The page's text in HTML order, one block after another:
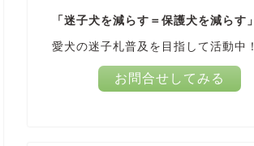
「迷子犬を減らす＝保護犬を減らす」
愛犬の迷子札普及を目指して活動中！
お問合せしてみる